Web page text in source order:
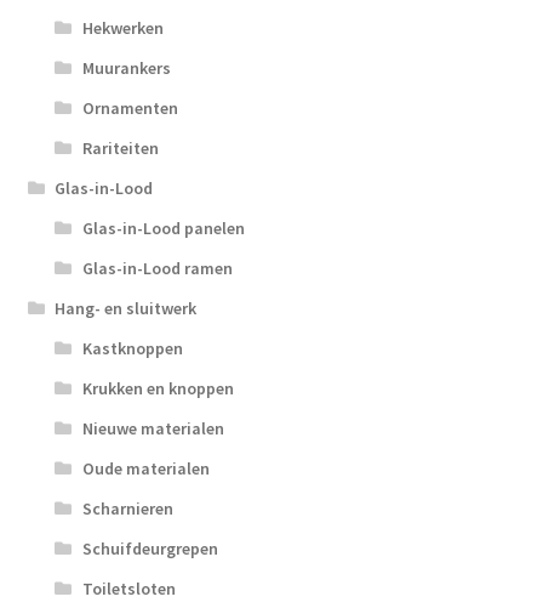
Hekwerken
Muurankers
Ornamenten
Rariteiten
Glas-in-Lood
Glas-in-Lood panelen
Glas-in-Lood ramen
Hang- en sluitwerk
Kastknoppen
Krukken en knoppen
Nieuwe materialen
Oude materialen
Scharnieren
Schuifdeurgrepen
Toiletsloten